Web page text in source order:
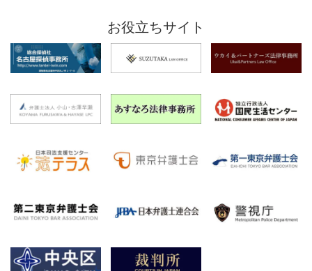
お役立ちサイト